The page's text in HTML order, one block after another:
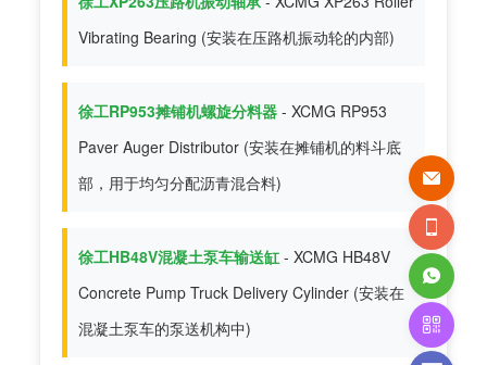
Vibrating Bearing (安装在压路机振动轮的内部)
徐工RP953摊铺机螺旋分料器- XCMG RP953
Paver Auger Distributor (安装在摊铺机的料斗底
部，用于均匀分配沥青混合料)
徐工HB48V混凝土泵车输送缸- XCMG HB48V
Concrete Pump Truck Delivery Cylinder (安装在
混凝土泵车的泵送机构中)